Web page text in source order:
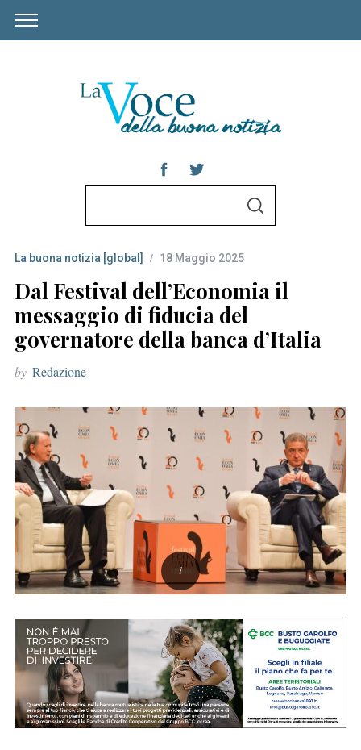
r
c
h
f
o
r
S
La buona notizia [global] 18 Maggio 2025
Dal Festival dell’Economia il
messaggio di fiducia del
governatore della banca d’Italia
by Redazione